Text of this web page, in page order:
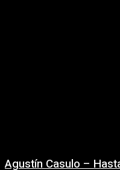
Agustín Casulo –